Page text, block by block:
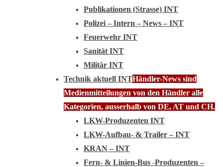
Publikationen (Strasse) INT
Polizei – Intern – News – INT
Feuerwehr INT
Sanität INT
Militär INT
Technik aktuell INTHändler-News sind
Medienmitteilungen von den Händler alle
Kategorien, ausserhalb von DE, AT und CH.
LKW-Produzenten INT
LKW-Aufbau- & Trailer – INT
KRAN – INT
Fern- & Linien-Bus -Produzenten –